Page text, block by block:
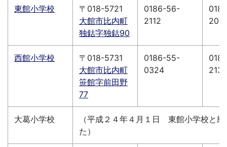
東館小学校
〒018-5721
大館市比内町
独鈷字独鈷90
0186-56-
2112
西館小学校
〒018-5731
大館市比内町
笹館字前田野
77
0186-55-
0324
2134
大葛小学校
（平成２４年４月１日 東館小学校と
た）